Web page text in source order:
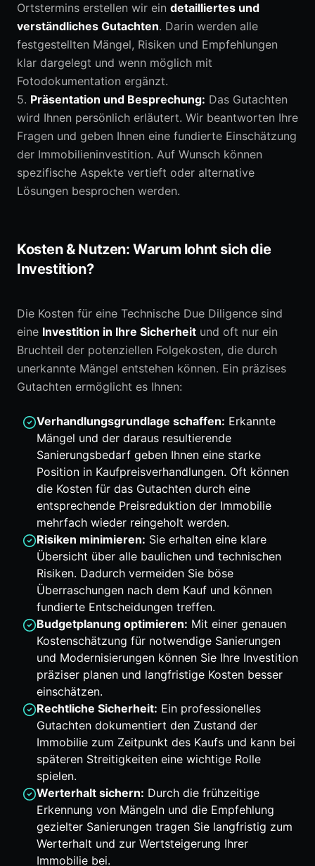
Ortstermins erstellen wir ein detailliertes und
verständliches Gutachten. Darin werden alle
festgestellten Mängel, Risiken und Empfehlungen
klar dargelegt und wenn möglich mit
Fotodokumentation ergänzt.
5. Präsentation und Besprechung: Das Gutachten
wird Ihnen persönlich erläutert. Wir beantworten Ihre
Fragen und geben Ihnen eine fundierte Einschätzung
der Immobilieninvestition. Auf Wunsch können
spezifische Aspekte vertieft oder alternative
Lösungen besprochen werden.
Kosten & Nutzen: Warum lohnt sich die
Investition?
Die Kosten für eine Technische Due Diligence sind
eine Investition in Ihre Sicherheit und oft nur ein
Bruchteil der potenziellen Folgekosten, die durch
unerkannte Mängel entstehen können. Ein präzises
Gutachten ermöglicht es Ihnen:
Verhandlungsgrundlage schaffen: Erkannte
Mängel und der daraus resultierende
Sanierungsbedarf geben Ihnen eine starke
Position in Kaufpreisverhandlungen. Oft können
die Kosten für das Gutachten durch eine
entsprechende Preisreduktion der Immobilie
mehrfach wieder reingeholt werden.
Risiken minimieren: Sie erhalten eine klare
Übersicht über alle baulichen und technischen
Risiken. Dadurch vermeiden Sie böse
Überraschungen nach dem Kauf und können
fundierte Entscheidungen treffen.
Budgetplanung optimieren: Mit einer genauen
Kostenschätzung für notwendige Sanierungen
und Modernisierungen können Sie Ihre Investition
präziser planen und langfristige Kosten besser
einschätzen.
Rechtliche Sicherheit: Ein professionelles
Gutachten dokumentiert den Zustand der
Immobilie zum Zeitpunkt des Kaufs und kann bei
späteren Streitigkeiten eine wichtige Rolle
spielen.
Werterhalt sichern: Durch die frühzeitige
Erkennung von Mängeln und die Empfehlung
gezielter Sanierungen tragen Sie langfristig zum
Werterhalt und zur Wertsteigerung Ihrer
Immobilie bei.